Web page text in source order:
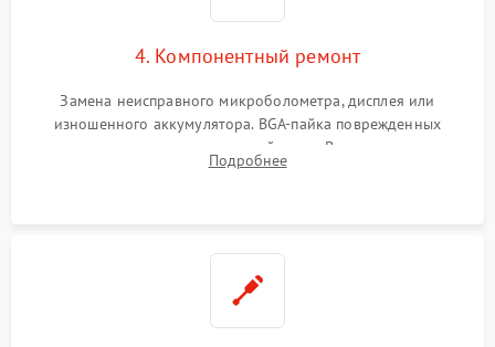
4. Компонентный ремонт
Замена неисправного микроболометра, дисплея или
изношенного аккумулятора. BGA-пайка поврежденных
контроллеров на материнской плате. Восстановление
разъемов и кнопок, замена поврежденных элементов
Подробнее